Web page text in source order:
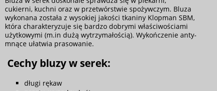
cukierni, kuchni oraz w przetwórstwie spożywczym. Bluza
wykonana została z wysokiej jakości tkaniny Klopman SBM,
która charakteryzuje się bardzo dobrymi właściwościami
użytkowymi (m.in dużą wytrzymałością). Wykończenie anty-
mnące ułatwia prasowanie.
Cechy bluzy w serek:
długi rękaw